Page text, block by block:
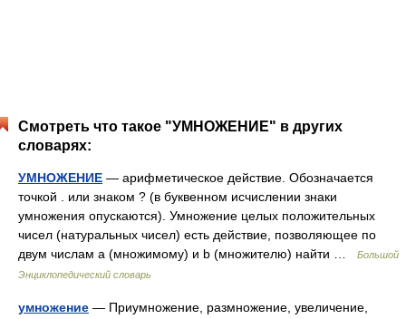
Смотреть что такое "УМНОЖЕНИЕ" в других
словарях:
УМНОЖЕНИЕ — арифметическое действие. Обозначается
точкой . или знаком ? (в буквенном исчислении знаки
умножения опускаются). Умножение целых положительных
чисел (натуральных чисел) есть действие, позволяющее по
двум числам а (множимому) и b (множителю) найти …
Большой
Энциклопедический словарь
умножение — Приумножение, размножение, увеличение,